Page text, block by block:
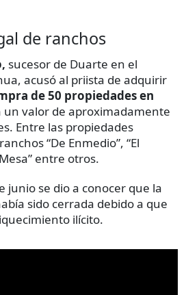
de ranchos
sucesor de Duarte en el
acusó al priista de adquirir
de 50 propiedades en
un valor de aproximadamente
Entre las propiedades
“De Enmedio”, “El
entre otros.
junio se dio a conocer que la
sido cerrada debido a que
ilícito.